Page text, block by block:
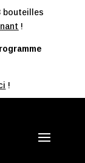
bouteilles
!
!